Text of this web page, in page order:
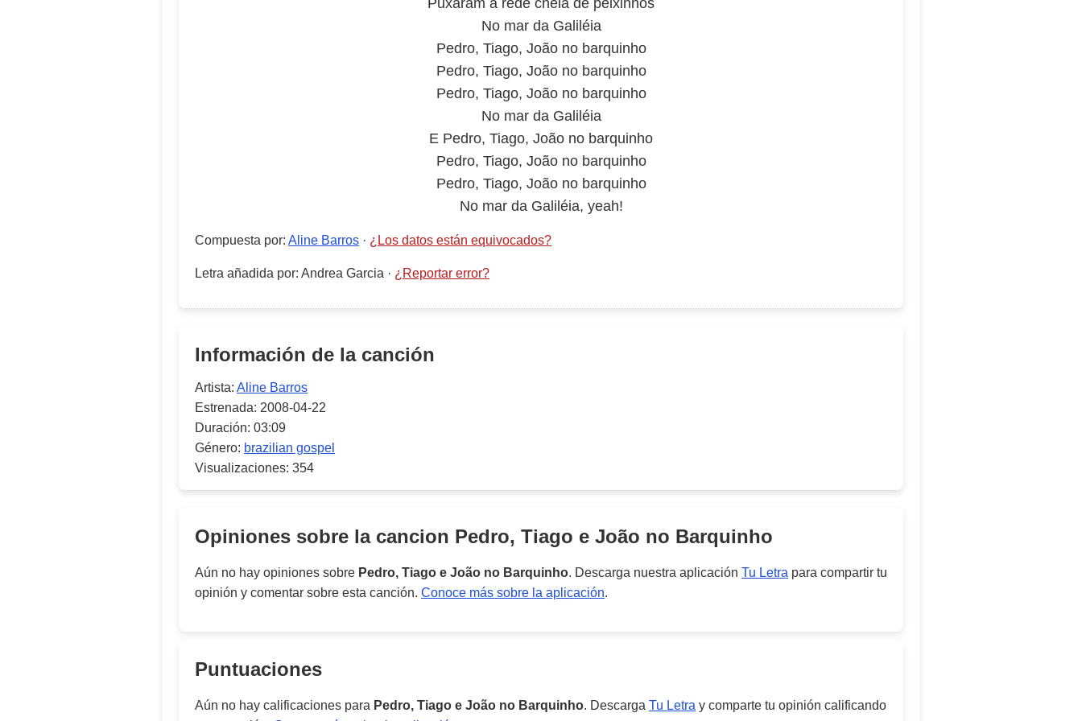
Puxaram a rede cheia de peixinhos
No mar da Galiléia
Pedro, Tiago, João no barquinho
Pedro, Tiago, João no barquinho
Pedro, Tiago, João no barquinho
No mar da Galiléia
E Pedro, Tiago, João no barquinho
Pedro, Tiago, João no barquinho
Pedro, Tiago, João no barquinho
No mar da Galiléia, yeah!
Compuesta por: Aline Barros · ¿Los datos están equivocados?
Letra añadida por: Andrea Garcia · ¿Reportar error?
Información de la canción
Artista: Aline Barros
Estrenada: 2008-04-22
Duración: 03:09
Género: brazilian gospel
Visualizaciones: 354
Opiniones sobre la cancion Pedro, Tiago e João no Barquinho
Aún no hay opiniones sobre Pedro, Tiago e João no Barquinho. Descarga nuestra aplicación Tu Letra para compartir tu
opinión y comentar sobre esta canción. Conoce más sobre la aplicación.
Puntuaciones
Aún no hay calificaciones para Pedro, Tiago e João no Barquinho. Descarga Tu Letra y comparte tu opinión calificando